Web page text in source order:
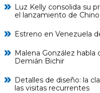
Luz Kelly consolida su
el lanzamiento de
Estreno en Venezuela
Malena González habla
Demián Bichir
Detalles de diseño: la
las visitas recurrentes